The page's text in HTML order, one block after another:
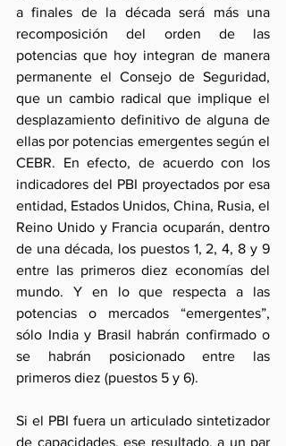
a finales de la década será más una
recomposición del orden de las
potencias que hoy integran de manera
permanente el Consejo de Seguridad,
que un cambio radical que implique el
desplazamiento definitivo de alguna de
ellas por potencias emergentes según el
CEBR. En efecto, de acuerdo con los
indicadores del PBI proyectados por esa
entidad, Estados Unidos, China, Rusia, el
Reino Unido y Francia ocuparán, dentro
de una década, los puestos 1, 2, 4, 8 y 9
entre las primeros diez economías del
mundo. Y en lo que respecta a las
potencias o mercados “emergentes”,
sólo India y Brasil habrán confirmado o
se habrán posicionado entre las
primeros diez (puestos 5 y 6).
Si el PBI fuera un articulado sintetizador
de capacidades, ese resultado, a un par